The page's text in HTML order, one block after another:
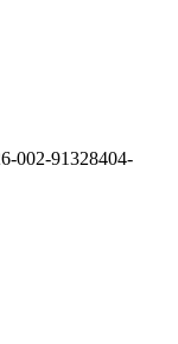
002-91328404-